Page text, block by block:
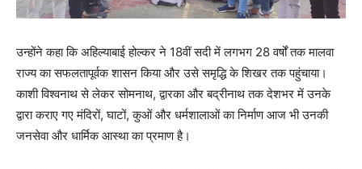
उन्होंने कहा कि अहिल्याबाई होल्कर ने 18वीं सदी में लगभग 28 वर्षों तक मालवा
राज्य का सफलतापूर्वक शासन किया और उसे समृद्धि के शिखर तक पहुंचाया।
काशी विश्वनाथ से लेकर सोमनाथ, द्वारका और बद्रीनाथ तक देशभर में उनके
द्वारा कराए गए मंदिरों, घाटों, कुओं और धर्मशालाओं का निर्माण आज भी उनकी
जनसेवा और धार्मिक आस्था का प्रमाण है।